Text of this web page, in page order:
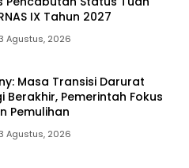
IX Tahun 2027
Agustus, 2026
Masa Transisi Darurat
Berakhir, Pemerintah Fokus
Pemulihan
Agustus, 2026